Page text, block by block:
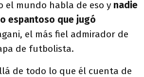
el mundo habla de eso y nadie
espantoso que jugó
el más fiel admirador de
de futbolista.
de todo lo que él cuenta de